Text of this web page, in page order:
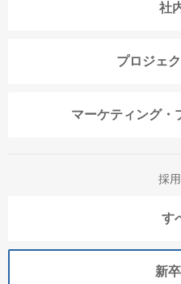
社
プロジェ
マーケティング・
採
す
新